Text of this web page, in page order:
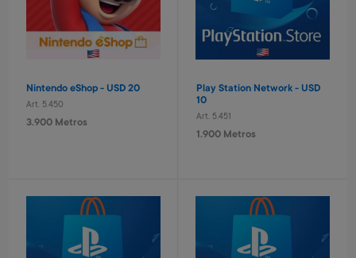
960 Metros + 6 x $420
960 Metros + 6 x $420
Set taladro con accesorios
Tablero basket pared
Nintendo eShop - USD 20
Art. 5.450
3.900 Metros
Play Station Network - USD
10
Art. 5.451
1.900 Metros